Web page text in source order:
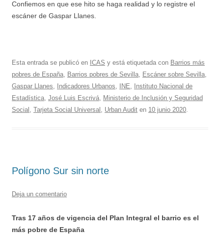
Confiemos en que ese hito se haga realidad y lo registre el
escáner de Gaspar Llanes.
Esta entrada se publicó en ICAS y está etiquetada con Barrios más
pobres de España, Barrios pobres de Sevilla, Escáner sobre Sevilla,
Gaspar Llanes, Indicadores Urbanos, INE,
Instituto Nacional de
Estadística, José Luis Escrivá, Ministerio de Inclusión y Seguridad
Social , Tarjeta Social Universal , Urban Audit en 10 junio 2020.
Polígono Sur sin norte
Deja un comentario
Tras 17 años de vigencia del Plan Integral el barrio es el
más pobre de España